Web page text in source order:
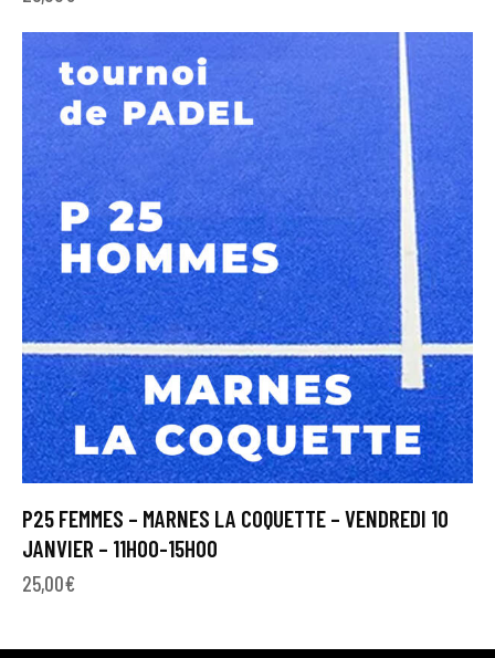
P25 FEMMES – MARNES LA COQUETTE – VENDREDI 10
JANVIER – 11H00-15H00
25,00€